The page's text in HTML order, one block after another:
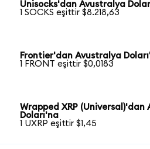
Unisocks'dan Avustralya
1 SOCKS eşittir $8.218,63
Frontier'dan Avustralya
1 FRONT eşittir $0,0183
Wrapped XRP (Universal)'dan
Doları'na
1 UXRP eşittir $1,45